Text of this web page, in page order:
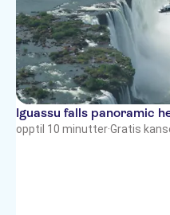
Iguassu falls panoramic
opptil 10 minutter·Gratis